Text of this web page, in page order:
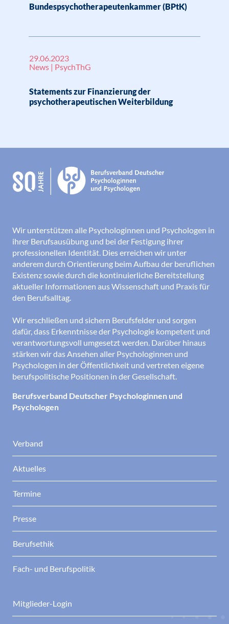
Bundespsychotherapeutenkammer (BPtK)
29.06.2023
News | PsychThG
Statements zur Finanzierung der
psychotherapeutischen Weiterbildung
Wir unterstützen alle Psychologinnen und Psychologen in
ihrer Berufsausübung und bei der Festigung ihrer
professionellen Identität. Dies erreichen wir unter
anderem durch Orientierung beim Aufbau der beruflichen
Existenz sowie durch die kontinuierliche Bereitstellung
aktueller Informationen aus Wissenschaft und Praxis für
den Berufsalltag.
Wir erschließen und sichern Berufsfelder und sorgen
dafür, dass Erkenntnisse der Psychologie kompetent und
verantwortungsvoll umgesetzt werden. Darüber hinaus
stärken wir das Ansehen aller Psychologinnen und
Psychologen in der Öffentlichkeit und vertreten eigene
berufspolitische Positionen in der Gesellschaft.
Berufsverband Deutscher Psychologinnen und
Psychologen
Verband
Aktuelles
Termine
Presse
Berufsethik
Fach- und Berufspolitik
Mitglieder-Login